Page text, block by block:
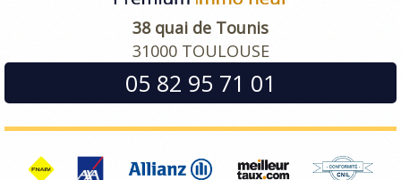
38 quai de Tounis
31000 TOULOUSE
05 82 95 71 01